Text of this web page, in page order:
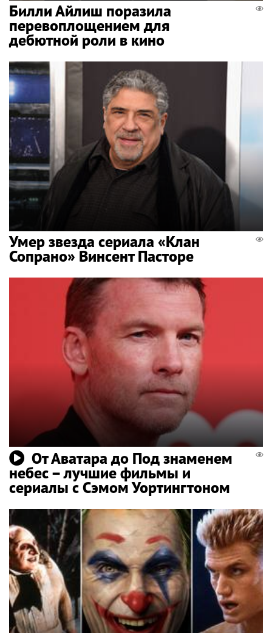
Билли Айлиш поразила
перевоплощением для
дебютной роли в кино
Умер звезда сериала «Клан
Сопрано» Винсент Пасторе
От Аватара до Под знаменем
небес – лучшие фильмы и
сериалы с Сэмом Уортингтоном